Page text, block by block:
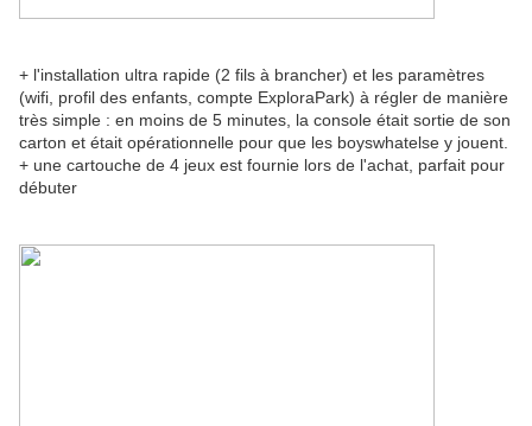
+ l'installation ultra rapide (2 fils à brancher) et les paramètres
(wifi, profil des enfants, compte ExploraPark) à régler de manière
très simple : en moins de 5 minutes, la console était sortie de son
carton et était opérationnelle pour que les boyswhatelse y jouent.
+ une cartouche de 4 jeux est fournie lors de l'achat, parfait pour
débuter